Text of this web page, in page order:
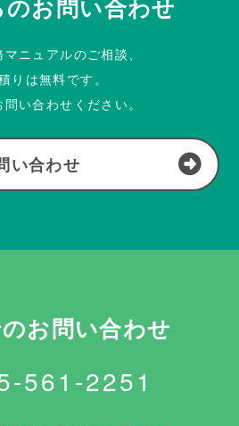
お問い合わせ
ニュアルのご相談、
りは無料です。
い合わせください。
い合わせ
お問い合わせ
561-2251